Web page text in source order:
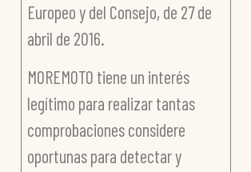
Europeo y del Consejo, de 27 de
abril de 2016.
MOREMOTO tiene un interés
legítimo para realizar tantas
comprobaciones considere
oportunas para detectar y